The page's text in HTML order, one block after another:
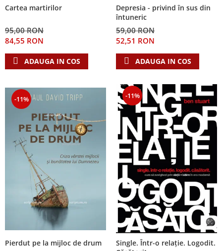
Cartea martirilor
95,00 RON
84,55 RON
ADAUGA IN COS
Depresia - privind în sus din
întuneric
59,00 RON
52,51 RON
ADAUGA IN COS
-11%
Pierdut pe la mijloc de drum
-11%
Single. Într-o relație. Logodit.